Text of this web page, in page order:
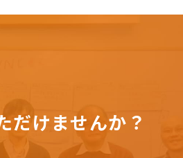
だけませんか？